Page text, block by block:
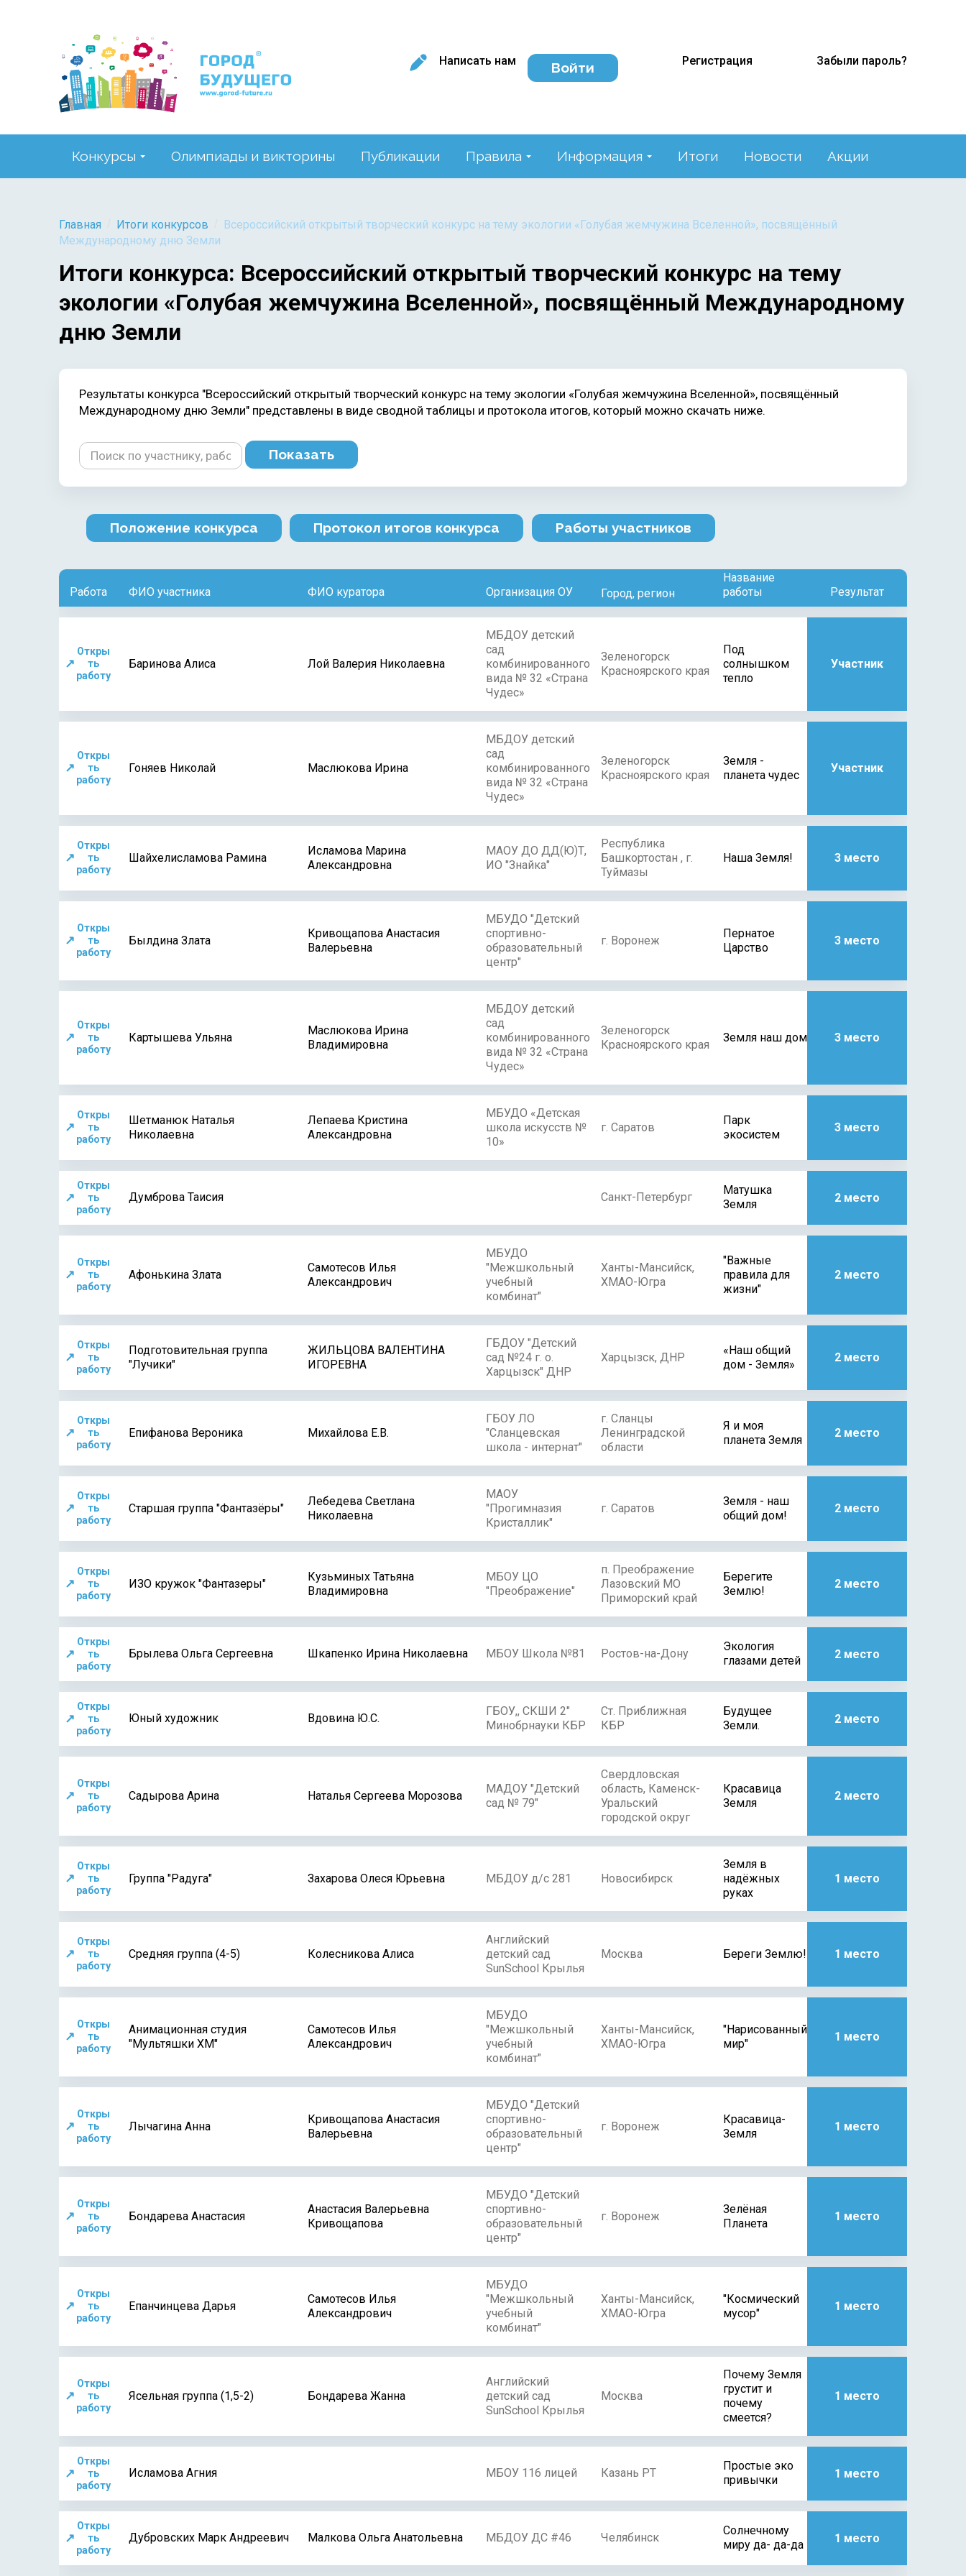
Написать нам Войти Регистрация Забыли пароль?
Конкурсы Олимпиады и викторины Публикации Правила Информация Итоги Новости Акции
Главная Итоги конкурсов
Всероссийский открытый творческий конкурс на тему экологии «Голубая жемчужина Вселенной», посвящённый
Международному дню Земли
Итоги конкурса: Всероссийский открытый творческий конкурс на тему
экологии «Голубая жемчужина Вселенной», посвящённый Международному
дню Земли
Результаты конкурса "Всероссийский открытый творческий конкурс на тему экологии «Голубая жемчужина Вселенной», посвящённый
Международному дню Земли" представлены в виде сводной таблицы и протокола итогов, который можно скачать ниже.
Показать
Положение конкурса Протокол итогов конкурса Работы участников
Работа ФИО участника ФИО куратора Организация ОУ Город, регион
Название
работы
Результат
↗
Откры
ть
работу
Баринова Алиса Лой Валерия Николаевна
МБДОУ детский
сад
комбинированного
вида № 32 «Страна
Чудес»
Зеленогорск
Красноярского края
Под
солнышком
тепло
Участник
↗
Откры
ть
работу
Гоняев Николай Маслюкова Ирина
МБДОУ детский
сад
комбинированного
вида № 32 «Страна
Чудес»
Зеленогорск
Красноярского края
Земля -
планета чудес
Участник
↗
Откры
ть
работу
Шайхелисламова Рамина
Исламова Марина
Александровна
МАОУ ДО ДД(Ю)Т,
ИО "Знайка"
Республика
Башкортостан , г.
Туймазы
Наша Земля! 3 место
↗
Откры
ть
работу
Былдина Злата
Кривощапова Анастасия
Валерьевна
МБУДО "Детский
спортивно-
образовательный
центр"
г. Воронеж
Пернатое
Царство
3 место
↗
Откры
ть
работу
Картышева Ульяна
Маслюкова Ирина
Владимировна
МБДОУ детский
сад
комбинированного
вида № 32 «Страна
Чудес»
Зеленогорск
Красноярского края
Земля наш дом 3 место
↗
Откры
ть
работу
Шетманюк Наталья
Николаевна
Лепаева Кристина
Александровна
МБУДО «Детская
школа искусств №
10»
г. Саратов
Парк
экосистем
3 место
↗
Откры
ть
работу
Думброва Таисия Санкт-Петербург
Матушка
Земля
2 место
↗
Откры
ть
работу
Афонькина Злата
Самотесов Илья
Александрович
МБУДО
"Межшкольный
учебный
комбинат"
Ханты-Мансийск,
ХМАО-Югра
"Важные
правила для
жизни"
2 место
↗
Откры
ть
работу
Подготовительная группа
"Лучики"
ЖИЛЬЦОВА ВАЛЕНТИНА
ИГОРЕВНА
ГБДОУ "Детский
сад №24 г. о.
Харцызск" ДНР
Харцызск, ДНР
«Наш общий
дом - Земля»
2 место
↗
Откры
ть
работу
Епифанова Вероника Михайлова Е.В.
ГБОУ ЛО
"Сланцевская
школа - интернат"
г. Сланцы
Ленинградской
области
Я и моя
планета Земля
2 место
↗
Откры
ть
работу
Старшая группа "Фантазёры"
Лебедева Светлана
Николаевна
МАОУ
"Прогимназия
Кристаллик"
г. Саратов
Земля - наш
общий дом!
2 место
↗
Откры
ть
работу
ИЗО кружок "Фантазеры"
Кузьминых Татьяна
Владимировна
МБОУ ЦО
"Преображение"
п. Преображение
Лазовский МО
Приморский край
Берегите
Землю!
2 место
↗
Откры
ть
работу
Брылева Ольга Сергеевна Шкапенко Ирина Николаевна МБОУ Школа №81 Ростов-на-Дону
Экология
глазами детей
2 место
↗
Откры
ть
работу
Юный художник Вдовина Ю.С.
ГБОУ,, СКШИ 2"
Минобрнауки КБР
Ст. Приближная
КБР
Будущее
Земли.
2 место
↗
Откры
ть
работу
Садырова Арина Наталья Сергеева Морозова
МАДОУ "Детский
сад № 79"
Свердловская
область, Каменск-
Уральский
городской округ
Красавица
Земля
2 место
↗
Откры
ть
работу
Группа "Радуга" Захарова Олеся Юрьевна МБДОУ д/с 281 Новосибирск
Земля в
надёжных
руках
1 место
↗
Откры
ть
работу
Средняя группа (4-5) Колесникова Алиса
Английский
детский сад
SunSchool Крылья
Москва Береги Землю! 1 место
↗
Откры
ть
работу
Анимационная студия
"Мультяшки ХМ"
Самотесов Илья
Александрович
МБУДО
"Межшкольный
учебный
комбинат"
Ханты-Мансийск,
ХМАО-Югра
"Нарисованный
мир"
1 место
↗
Откры
ть
работу
Лычагина Анна
Кривощапова Анастасия
Валерьевна
МБУДО "Детский
спортивно-
образовательный
центр"
г. Воронеж
Красавица-
Земля
1 место
↗
Откры
ть
работу
Бондарева Анастасия
Анастасия Валерьевна
Кривощапова
МБУДО "Детский
спортивно-
образовательный
центр"
г. Воронеж
Зелёная
Планета
1 место
↗
Откры
ть
работу
Епанчинцева Дарья
Самотесов Илья
Александрович
МБУДО
"Межшкольный
учебный
комбинат"
Ханты-Мансийск,
ХМАО-Югра
"Космический
мусор"
1 место
↗
Откры
ть
работу
Ясельная группа (1,5-2) Бондарева Жанна
Английский
детский сад
SunSchool Крылья
Москва
Почему Земля
грустит и
почему
смеется?
1 место
↗
Откры
ть
работу
Исламова Агния МБОУ 116 лицей Казань РТ
Простые эко
привычки
1 место
↗
Откры
ть
работу
Дубровских Марк Андреевич Малкова Ольга Анатольевна МБДОУ ДС #46 Челябинск
Солнечному
миру да- да-да
1 место